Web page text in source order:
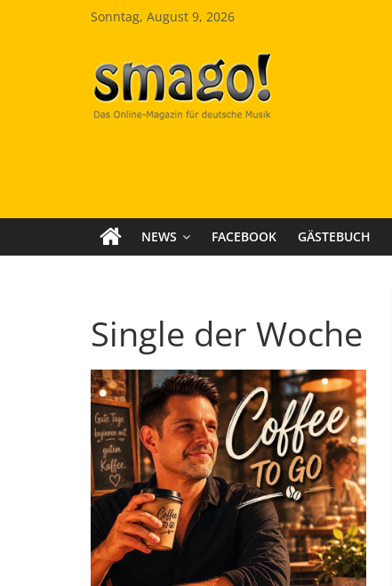
Sonntag, August 9, 2026
Smago
SchlagerMAGazinOnline
NEWS FACEBOOK GÄSTEBUCH
Single der Woche